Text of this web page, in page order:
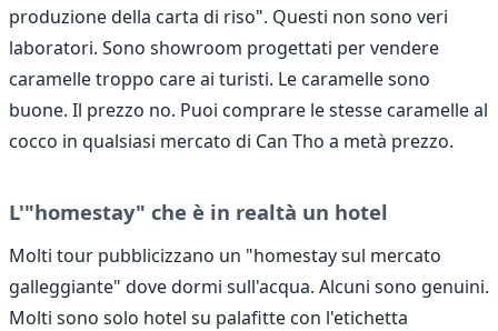
produzione della carta di riso". Questi non sono veri
laboratori. Sono showroom progettati per vendere
caramelle troppo care ai turisti. Le caramelle sono
buone. Il prezzo no. Puoi comprare le stesse caramelle al
cocco in qualsiasi mercato di Can Tho a metà prezzo.
L'"homestay" che è in realtà un hotel
Molti tour pubblicizzano un "homestay sul mercato
galleggiante" dove dormi sull'acqua. Alcuni sono genuini.
Molti sono solo hotel su palafitte con l'etichetta